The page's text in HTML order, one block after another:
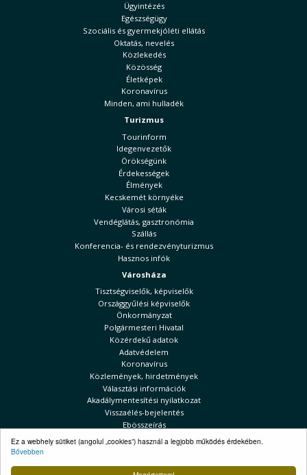
Ez a webhely sütiket (angolul „cookies”) használ a legjobb működés érdekében.
Bővebben
Ügyintézés
Egészségügy
Szociális és gyermekjóléti ellátás
Oktatás, nevelés
Közlekedés
Közösség
Életképek
Koronavírus
Minden, ami hulladék
Turizmus
Tourinform
Idegenvezetők
Örökségünk
Érdekességek
Élmények
Kecskemét környéke
Városi séták
Vendéglátás, gasztronómia
Szállás
Konferencia- és rendezvényturizmus
Hasznos infók
Városháza
Tisztségviselők, képviselők
Országgyűlési képviselők
Önkormányzat
Polgármesteri Hivatal
Közérdekű adatok
Adatvédelem
Koronavírus
Közlemények, hirdetmények
Választási információk
Akadálymentesítési nyilatkozat
Visszaélés-bejelentés
Ebösszeírás
Kecskeméti Hírek